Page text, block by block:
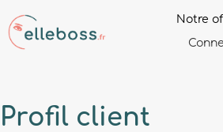
Notre
Profil client